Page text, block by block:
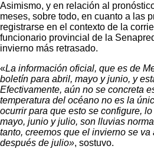
Asimismo, y en relación al
meses, sobre todo, en cuanto a las
registrarse en el contexto de la
funcionario provincial de la
invierno más retrasado.
«La información oficial, que es de
boletín para abril, mayo y junio, y
Efectivamente, aún no se concreta
temperatura del océano no es la
ocurrir para que esto se configure,
mayo, junio y julio, son lluvias
tanto, creemos que el invierno se va
después de julio», sostuvo.